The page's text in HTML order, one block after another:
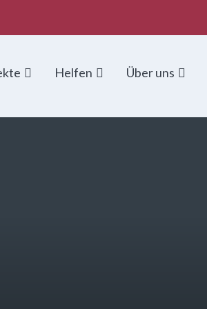
Helfen Über uns